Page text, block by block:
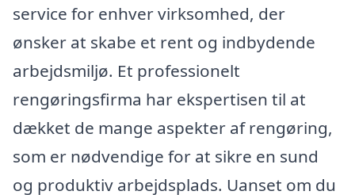
service for enhver virksomhed, der
ønsker at skabe et rent og indbydende
arbejdsmiljø. Et professionelt
rengøringsfirma har ekspertisen til at
dækket de mange aspekter af rengøring,
som er nødvendige for at sikre en sund
og produktiv arbejdsplads. Uanset om du